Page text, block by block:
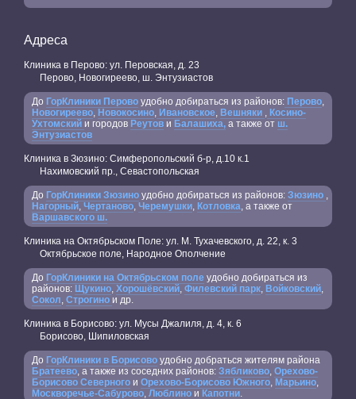
Адреса
Клиника в Перово: ул. Перовская, д. 23
Перово, Новогиреево, ш. Энтузиастов
До ГорКлиники Перово удобно добираться из районов: Перово
Новогиреево Новокосино Ивановское Вешняки
Косино-
Ухтомский и городов Реутов и Балашиха, а также от ш.
Энтузиастов
Клиника в Зюзино: Симферопольский б-р, д.10 к.1
Нахимовский пр., Севастопольская
До ГорКлиники Зюзино удобно добираться из районов: Зюзино
Нагорный Чертаново Черемушки Котловка , а также от
Варшавского ш.
Клиника на Октябрьском Поле: ул. М. Тухачевского, д. 22, к. 3
Октябрьское поле, Народное Ополчение
До ГорКлиники на Октябрьском поле удобно добираться из
районов: Щукино Хорошёвский Филевский парк Войковский
Сокол Строгино и др.
Клиника в Борисово: ул. Мусы Джалиля, д. 4, к. 6
Борисово, Шипиловская
До ГорКлиники в Борисово удобно добраться жителям района
Братеево , а также из соседних районов: Зябликово Орехово-
Борисово Северного и Орехово-Борисово Южного Марьино
Москворечье-Сабурово Люблино и Капотни